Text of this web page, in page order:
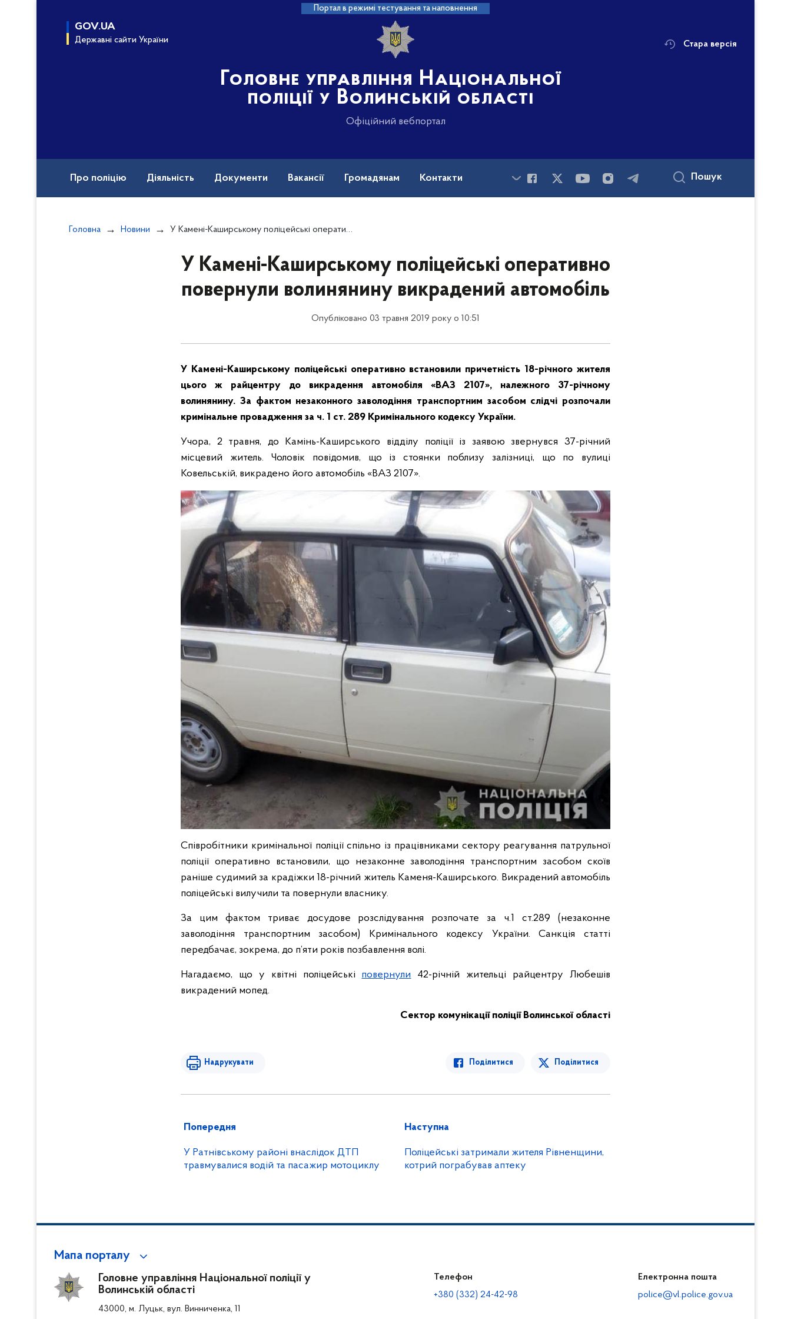
Портал в режимі тестування та наповнення
GOV.UA
Державні сайти України
Головне управління Національної
поліції у Волинській області
Офіційний вебпортал
Стара версія
Про поліцію Діяльність Документи Вакансії Громадянам Контакти Пошук
Головна Новини У Камені-Каширському поліцейські оперативно повернули волинянину викрадений автомобіль
У Камені-Каширському поліцейські оперативно
повернули волинянину викрадений автомобіль
Опубліковано 03 травня 2019 року о 10:51
У Камені-Каширському поліцейські оперативно встановили причетність 18-річного жителя
цього ж райцентру до викрадення автомобіля «ВАЗ 2107», належного 37-річному
волинянину. За фактом незаконного заволодіння транспортним засобом слідчі розпочали
кримінальне провадження за ч. 1 ст. 289 Кримінального кодексу України.
Учора, 2 травня, до Камінь-Каширського відділу поліції із заявою звернувся 37-річний
місцевий житель. Чоловік повідомив, що із стоянки поблизу залізниці, що по вулиці
Ковельській, викрадено його автомобіль «ВАЗ 2107».
Співробітники кримінальної поліції спільно із працівниками сектору реагування патрульної
поліції оперативно встановили, що незаконне заволодіння транспортним засобом скоїв
раніше судимий за крадіжки 18-річний житель Каменя-Каширського. Викрадений автомобіль
поліцейські вилучили та повернули власнику.
За цим фактом триває досудове розслідування розпочате за ч.1 ст.289 (незаконне
заволодіння транспортним засобом) Кримінального кодексу України. Санкція статті
передбачає, зокрема, до п’яти років позбавлення волі.
Нагадаємо, що у квітні поліцейські повернули 42-річній жительці райцентру Любешів
викрадений мопед.
Сектор комунікації поліції Волинської області
Надрукувати Поділитися Поділитися
Попередня
У Ратнівському районі внаслідок ДТП
травмувалися водій та пасажир мотоциклу
Наступна
Поліцейські затримали жителя Рівненщини,
котрий пограбував аптеку
Мапа порталу
Головне управління Національної поліції у
Волинській області
43000, м. Луцьк, вул. Винниченка, 11
Телефон
+380 (332) 24-42-98
Електронна пошта
police@vl.police.gov.ua